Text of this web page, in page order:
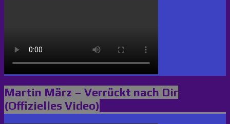
Martin März – Verrückt nach Dir
(Offizielles Video)